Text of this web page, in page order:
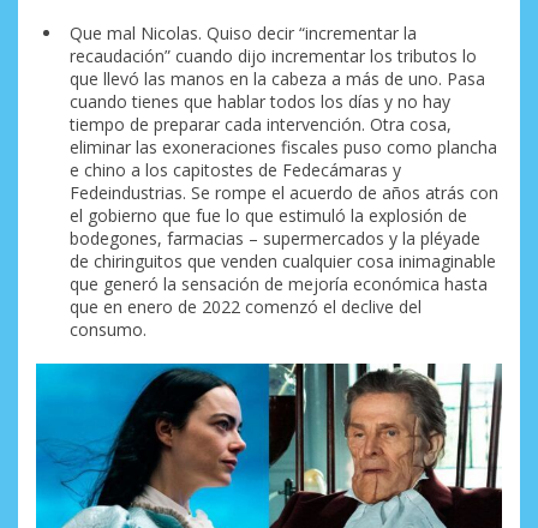
Que mal Nicolas. Quiso decir “incrementar la
recaudación” cuando dijo incrementar los tributos lo
que llevó las manos en la cabeza a más de uno. Pasa
cuando tienes que hablar todos los días y no hay
tiempo de preparar cada intervención. Otra cosa,
eliminar las exoneraciones fiscales puso como plancha
e chino a los capitostes de Fedecámaras y
Fedeindustrias. Se rompe el acuerdo de años atrás con
el gobierno que fue lo que estimuló la explosión de
bodegones, farmacias – supermercados y la pléyade
de chiringuitos que venden cualquier cosa inimaginable
que generó la sensación de mejoría económica hasta
que en enero de 2022 comenzó el declive del
consumo.